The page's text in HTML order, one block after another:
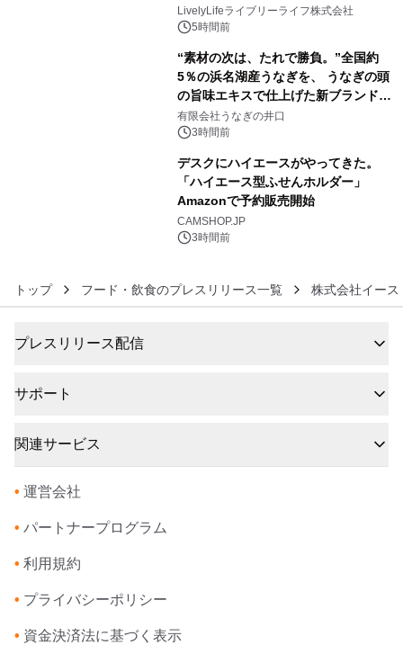
8月10日より開催
LivelyLifeライブリーライフ株式会社
5時間前
“素材の次は、たれで勝負。”全国約
5％の浜名湖産うなぎを、 うなぎの頭
の旨味エキスで仕上げた新ブランド
「井口の誉」誕生
有限会社うなぎの井口
3時間前
デスクにハイエースがやってきた。
「ハイエース型ふせんホルダー」
Amazonで予約販売開始
CAMSHOP.JP
3時間前
トップ フード・飲食のプレスリリース一覧 株式会社イース
プレスリリース配信
サポート
関連サービス
• 運営会社
• パートナープログラム
• 利用規約
• プライバシーポリシー
• 資金決済法に基づく表示